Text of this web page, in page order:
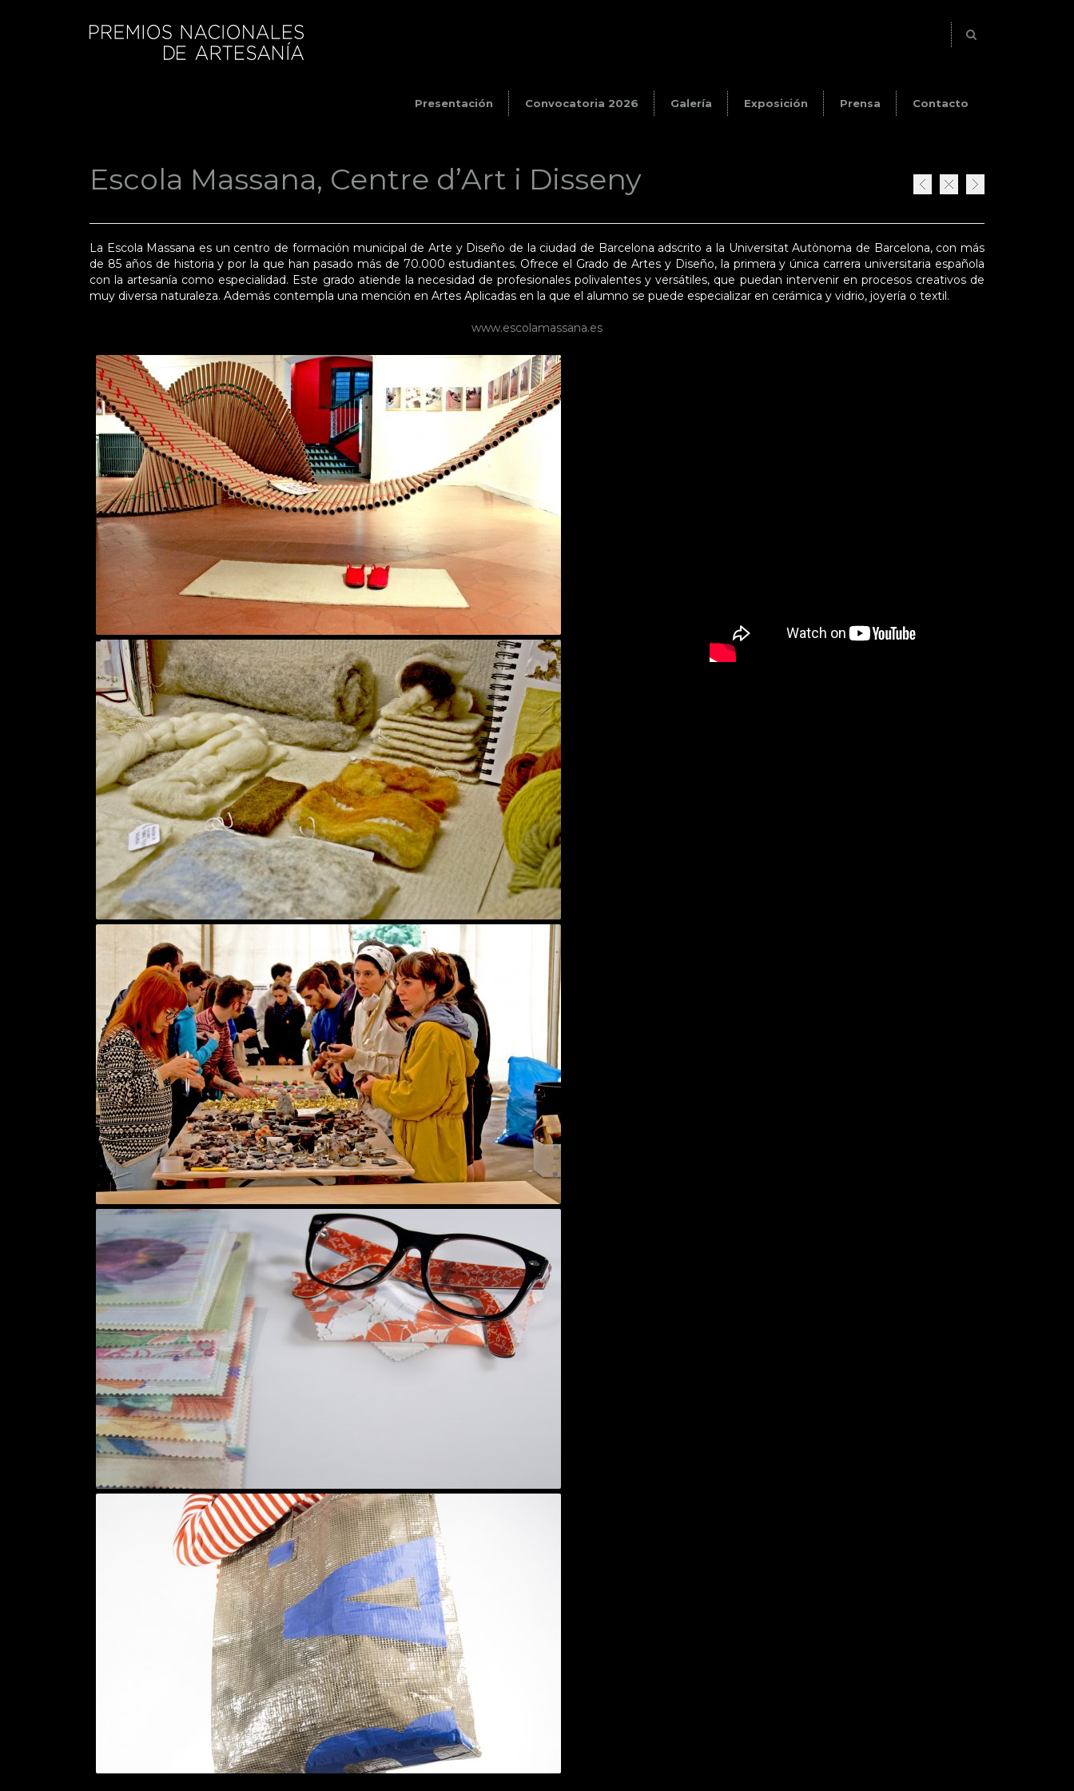
Presentación Convocatoria 2026 Galería Exposición Prensa Contacto
Escola Massana, Centre d’Art i Disseny
La Escola Massana es un centro de formación municipal de Arte y Diseño de la ciudad de Barcelona adscrito a la Universitat Autònoma de Barcelona, con más
de 85 años de historia y por la que han pasado más de 70.000 estudiantes. Ofrece el Grado de Artes y Diseño, la primera y única carrera universitaria española
con la artesanía como especialidad. Este grado atiende la necesidad de profesionales polivalentes y versátiles, que puedan intervenir en procesos creativos de
muy diversa naturaleza. Además contempla una mención en Artes Aplicadas en la que el alumno se puede especializar en cerámica y vidrio, joyería o textil.
www.escolamassana.es